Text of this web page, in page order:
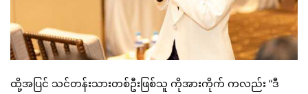
ထို့အပြင် သင်တန်းသားတစ်ဦးဖြစ်သူ ကိုအားကိုက် ကလည်း “ဒီ